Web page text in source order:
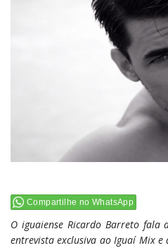
Compartilhe no WhatsApp
O iguaiense Ricardo Barreto
entrevista exclusiva ao Iguaí Mix